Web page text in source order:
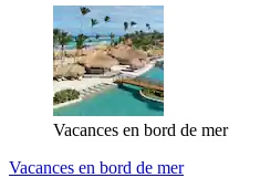
Vacances en bord de mer
Vacances en bord de mer